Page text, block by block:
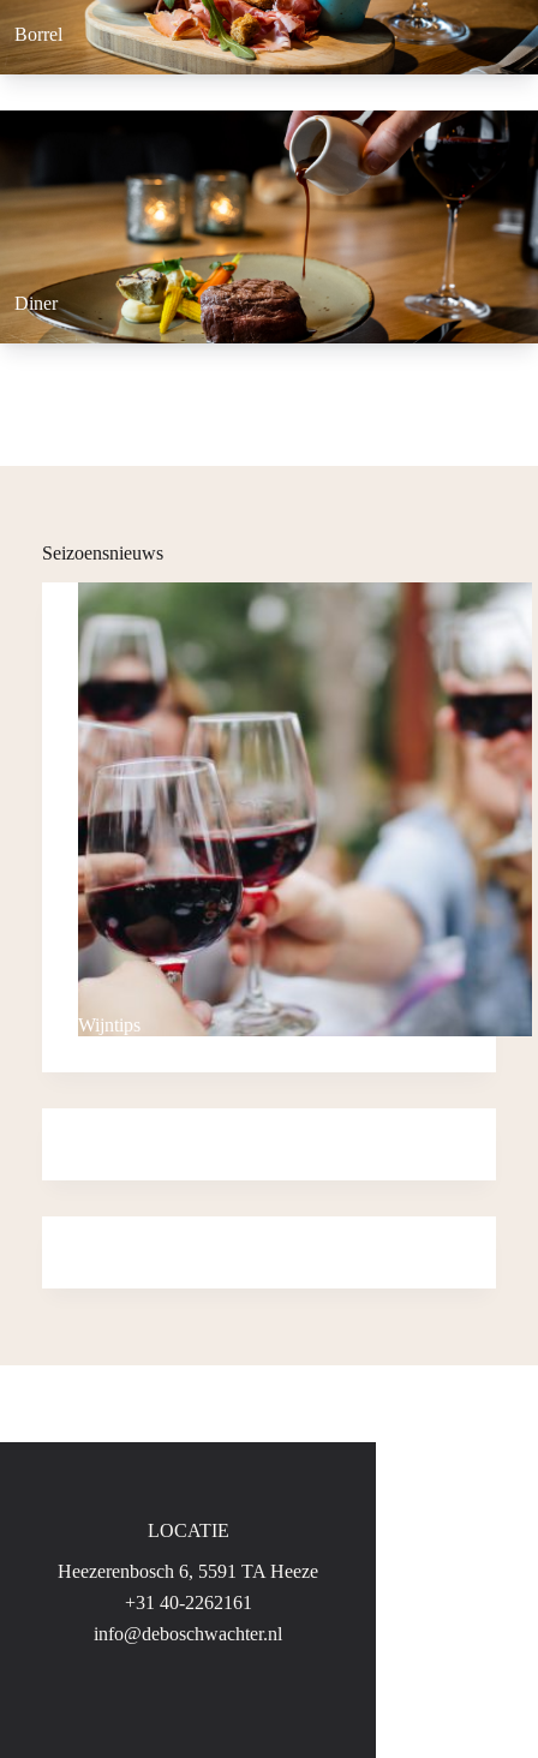
Borrel
Diner
Seizoensnieuws
Wijntips
LOCATIE
Heezerenbosch 6, 5591 TA Heeze
+31 40-2262161
info@deboschwachter.nl